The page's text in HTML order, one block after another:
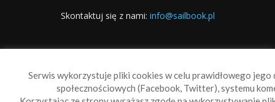
Skontaktuj się z nami: info@sailbook.pl
Serwis wykorzystuje pliki cookies w celu prawidłowego
społecznościowych (Facebook, Twitter), systemu